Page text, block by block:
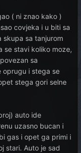
( ni znao kako )
covjeka i u biti sa
skupa sa tanjurom
se stavi koliko moze,
sa
oprugu i stega se
stega gori selne
auto ide
uzasno bucan i
gas i opet ga primi i
stari. Auto je sad